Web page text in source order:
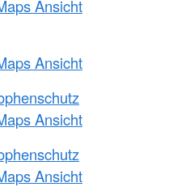
Ansicht
Ansicht
Ansicht
Ansicht